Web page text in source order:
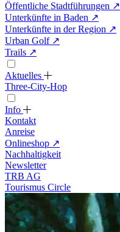
Öffentliche Stadtführungen ↗
Unterkünfte in Baden ↗
Unterkünfte in der Region ↗
Urban Golf ↗
Trails ↗
Aktuelles
Three-City-Hop
Info
Kontakt
Anreise
Onlineshop ↗
Nachhaltigkeit
Newsletter
TRB AG
Tourismus Circle